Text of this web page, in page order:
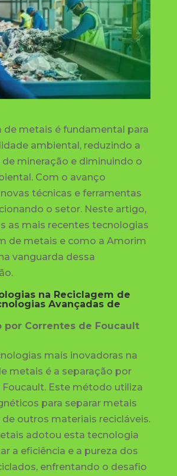
de metais é fundamental para
ambiental, reduzindo a
de mineração e diminuindo o
Com o avanço
técnicas e ferramentas
o setor. Neste artigo,
as mais recentes tecnologias
de metais e como a Amorim
vanguarda dessa
na Reciclagem de
Avançadas de
por Correntes de Foucault
mais inovadoras na
metais é a separação por
Este método utiliza
para separar metais
outros materiais recicláveis.
adotou esta tecnologia
a eficiência e a pureza dos
enfrentando o desafio